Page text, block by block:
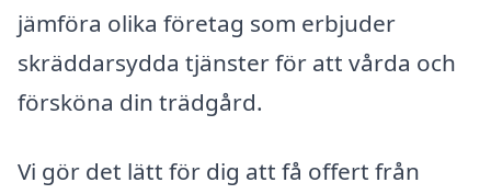
jämföra olika företag som erbjuder
skräddarsydda tjänster för att vårda och
försköna din trädgård.
Vi gör det lätt för dig att få offert från